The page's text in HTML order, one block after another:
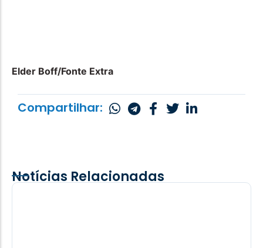
Elder Boff/Fonte Extra
Compartilhar:
Notícias Relacionadas